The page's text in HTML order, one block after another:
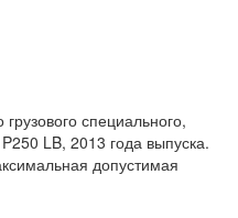
специального,
LB, 2013 года выпуска.
допустимая